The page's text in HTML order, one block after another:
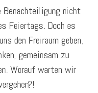
nicht
Feiertags. Doch es
den Freiraum geben,
gemeinsam zu
Worauf warten wir